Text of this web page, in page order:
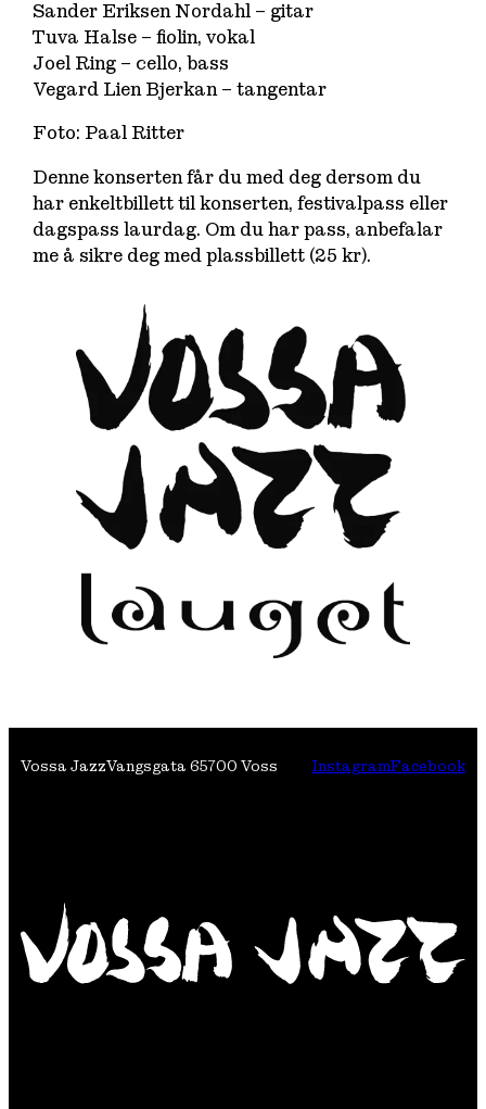
Sander Eriksen Nordahl – gitar
Tuva Halse – fiolin, vokal
Joel Ring – cello, bass
Vegard Lien Bjerkan – tangentar
Foto: Paal Ritter
Denne konserten får du med deg dersom du
har enkeltbillett til konserten, festivalpass eller
dagspass laurdag. Om du har pass, anbefalar
me å sikre deg med plassbillett (25 kr).
Vossa JazzVangsgata 65700 Voss InstagramFacebook